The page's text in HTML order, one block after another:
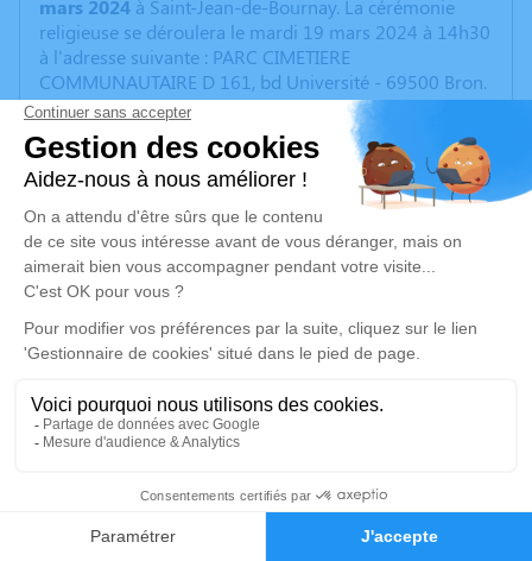
Faire-part Hommages
mars 2024 à Saint-Jean-de-Bournay. La cérémonie
religieuse se déroulera le mardi 19 mars 2024 à 14h30
à l'adresse suivante : PARC CIMETIERE
COMMUNAUTAIRE D 161, bd Université - 69500 Bron.
Ni fleurs ni plaque à sa demande
Un service de plantation d’arbre hommage est
disponible ici.
Je rends hommage
Cérémonie
mardi 19 mars 2024 à 14h30
Université
69500 Bron
Je rends hommage